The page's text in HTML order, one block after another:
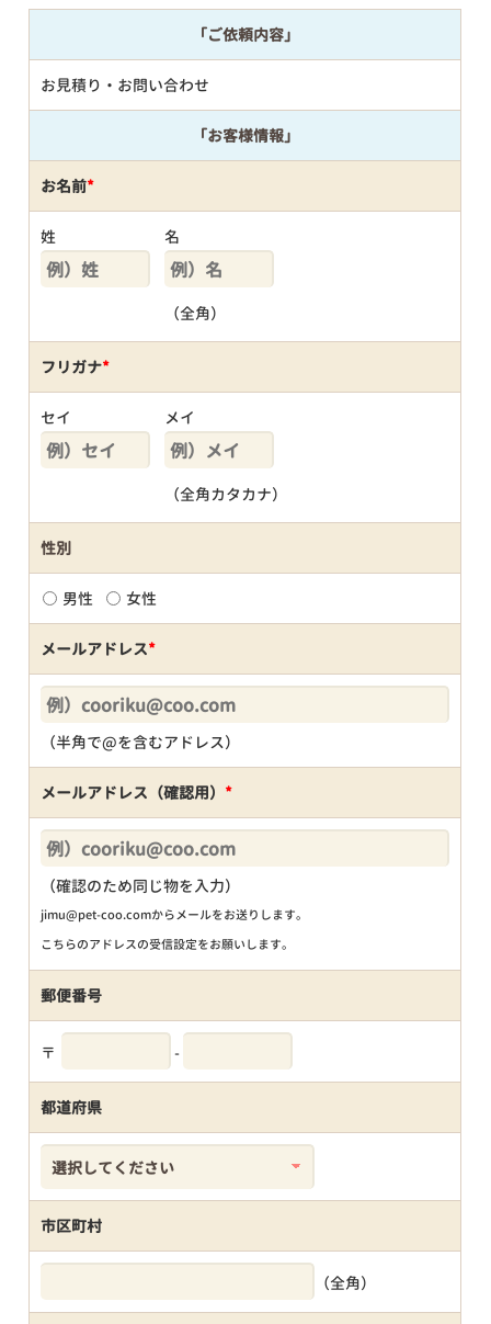
「ご依頼内容」
お見積り・お問い合わせ
「お客様情報」
お名前*
姓 名
（全角）
フリガナ*
セイ メイ
（全角カタカナ）
性別
男性 女性
メールアドレス*
（半角で@を含むアドレス）
メールアドレス（確認用） *
（確認のため同じ物を入力）
jimu@pet-coo.comからメールをお送りします。
こちらのアドレスの受信設定をお願いします。
郵便番号
〒 -
都道府県
市区町村
（全角）